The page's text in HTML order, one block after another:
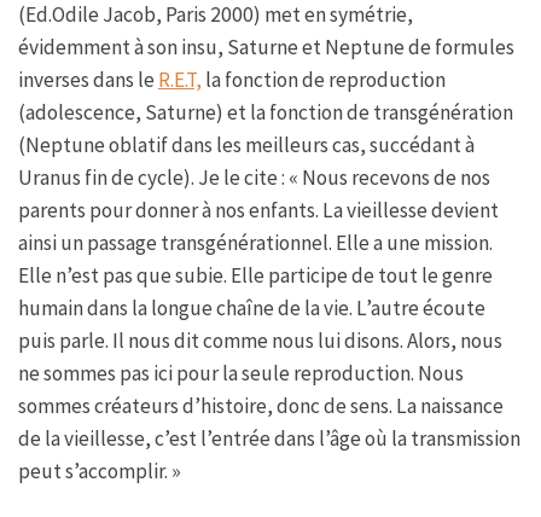
(Ed.Odile Jacob, Paris 2000) met en symétrie,
évidemment à son insu, Saturne et Neptune de formules
inverses dans leR.E.T, la fonction de reproduction
(adolescence, Saturne) et la fonction de transgénération
(Neptune oblatif dans les meilleurs cas, succédant à
Uranus fin de cycle). Je le cite : « Nous recevons de nos
parents pour donner à nos enfants. La vieillesse devient
ainsi un passage transgénérationnel. Elle a une mission.
Elle n’est pas que subie. Elle participe de tout le genre
humain dans la longue chaîne de la vie. L’autre écoute
puis parle. Il nous dit comme nous lui disons. Alors, nous
ne sommes pas ici pour la seule reproduction. Nous
sommes créateurs d’histoire, donc de sens. La naissance
de la vieillesse, c’est l’entrée dans l’âge où la transmission
peut s’accomplir. »